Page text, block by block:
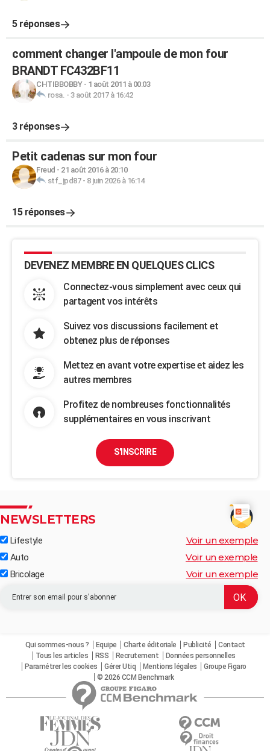
5 réponses
comment changer l'ampoule de mon four
BRANDT FC432BF11
CHTIBBOBBY- 1 août 2011 à 00:03
rosa. - 3 août 2017 à 16:42
3 réponses
Petit cadenas sur mon four
Freud - 21 août 2016 à 20:10
stf_jpd87- 8 juin 2026 à 16:14
15 réponses
DEVENEZ MEMBRE EN QUELQUES CLICS
Connectez-vous simplement avec ceux qui
partagent vos intérêts
Suivez vos discussions facilement et
obtenez plus de réponses
Mettez en avant votre expertise et aidez les
autres membres
Profitez de nombreuses fonctionnalités
supplémentaires en vous inscrivant
S'INSCRIRE
NEWSLETTERS
Lifestyle Voir un exemple
Auto Voir un exemple
Bricolage Voir un exemple
Qui sommes-nous ? Equipe Charte éditoriale Publicité
Contact
Tous les articles
RSS Recrutement
Données personnelles
Paramétrer les cookies
Gérer Utiq Mentions légales
Groupe Figaro
© 2026 CCM Benchmark